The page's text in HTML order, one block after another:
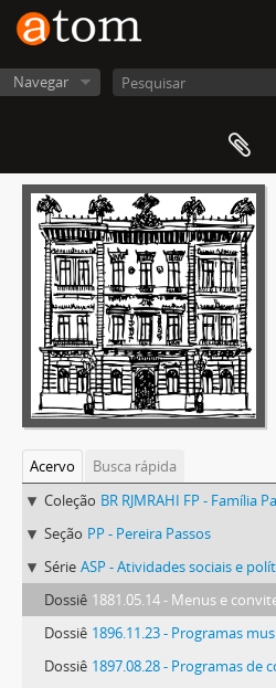
Navegar
Acervo
Busca rápida
Coleção BR RJMRAHI FP - Família
Seção PP - Pereira Passos
Série ASP - Atividades sociais e
Dossiê 1881.05.14 - Menus e
Dossiê 1896.11.23 - Programas
Dossiê 1897.08.28 - Programas de